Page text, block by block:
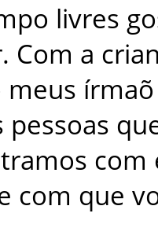
livres
. Com a
meus írmaõ
pessoas
com
com que